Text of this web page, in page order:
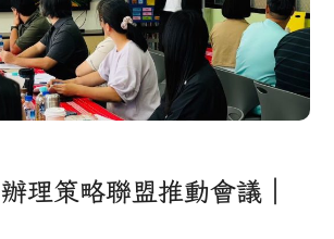
理策略聯盟推動會議｜